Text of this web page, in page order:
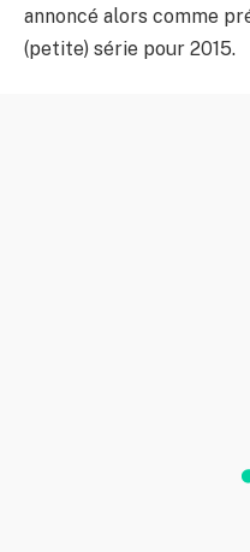
annoncé alors comme
(petite) série pour 2015.